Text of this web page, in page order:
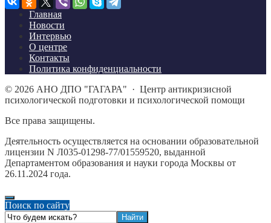
Главная
Новости
Интервью
О центре
Контакты
Политика конфиденциальности
© 2026 АНО ДПО "ГАГАРА" · Центр антикризисной
психологической подготовки и психологической помощи
Все права защищены.
Деятельность осуществляется на основании образовательной
лицензии N Л035-01298-77/01559520, выданной
Департаментом образования и науки города Москвы от
26.11.2024 года.
Поиск по сайту